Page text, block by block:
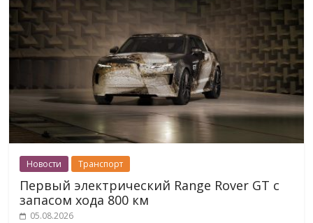
Новости Транспорт
Первый электрический Range Rover GT с
запасом хода 800 км
05.08.2026